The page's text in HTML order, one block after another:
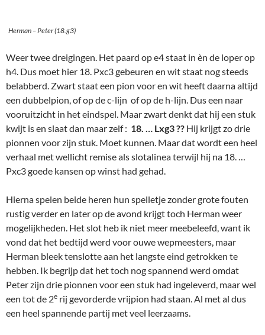
Herman – Peter (18.g3)
Weer twee dreigingen. Het paard op e4 staat in èn de loper op
h4. Dus moet hier 18. Pxc3 gebeuren en wit staat nog steeds
belabberd. Zwart staat een pion voor en wit heeft daarna altijd
een dubbelpion, of op de c-lijn of op de h-lijn. Dus een naar
vooruitzicht in het eindspel. Maar zwart denkt dat hij een stuk
kwijt is en slaat dan maar zelf : 18. … Lxg3 ?? Hij krijgt zo drie
pionnen voor zijn stuk. Moet kunnen. Maar dat wordt een heel
verhaal met wellicht remise als slotalinea terwijl hij na 18. …
Pxc3 goede kansen op winst had gehad.
Hierna spelen beide heren hun spelletje zonder grote fouten
rustig verder en later op de avond krijgt toch Herman weer
mogelijkheden. Het slot heb ik niet meer meebeleefd, want ik
vond dat het bedtijd werd voor ouwe wepmeesters, maar
Herman bleek tenslotte aan het langste eind getrokken te
hebben. Ik begrijp dat het toch nog spannend werd omdat
Peter zijn drie pionnen voor een stuk had ingeleverd, maar wel
een tot de 2e rij gevorderde vrijpion had staan. Al met al dus
een heel spannende partij met veel leerzaams.